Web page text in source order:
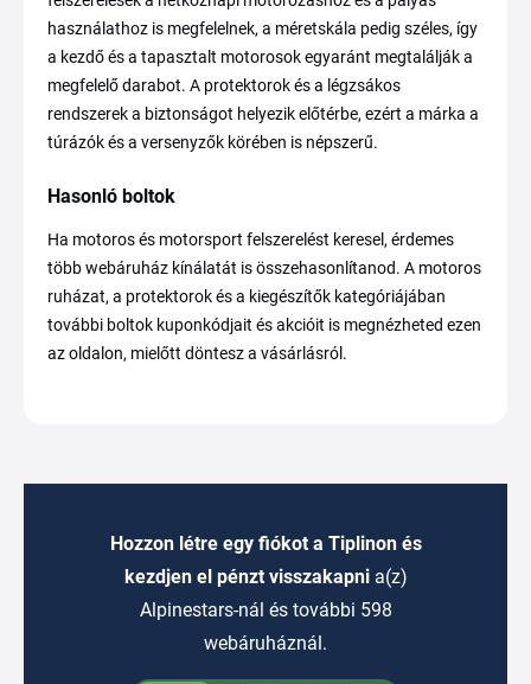
használathoz is megfelelnek, a méretskála pedig széles, így
a kezdő és a tapasztalt motorosok egyaránt megtalálják a
megfelelő darabot. A protektorok és a légzsákos
rendszerek a biztonságot helyezik előtérbe, ezért a márka a
túrázók és a versenyzők körében is népszerű.
Hasonló boltok
Ha motoros és motorsport felszerelést keresel, érdemes
több webáruház kínálatát is összehasonlítanod. A motoros
ruházat, a protektorok és a kiegészítők kategóriájában
további boltok kuponkódjait és akcióit is megnézheted ezen
az oldalon, mielőtt döntesz a vásárlásról.
Hozzon létre egy fiókot a Tiplinon és
kezdjen el pénzt visszakapni a(z)
Alpinestars-nál és további 598
webáruháznál.